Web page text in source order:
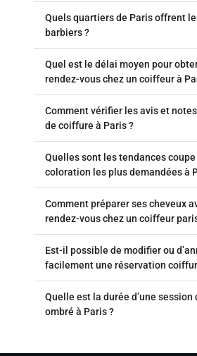
Quels quartiers de Paris offrent
barbiers ?
Quel est le délai moyen pour
rendez-vous chez un coiffeur à
Comment vérifier les avis et notes
de coiffure à Paris ?
Quelles sont les tendances
coloration les plus demandées à
Comment préparer ses cheveux
rendez-vous chez un coiffeur
Est-il possible de modifier ou
facilement une réservation
Quelle est la durée d’une session
ombré à Paris ?